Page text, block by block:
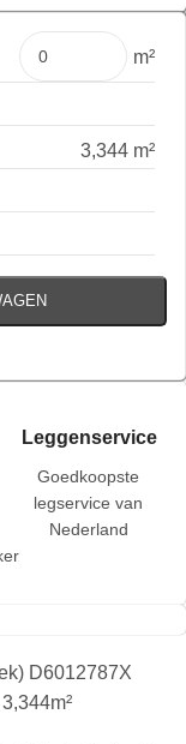
per pak
m²
3,344 m²
Leggenservice
Goedkoopste
legservice van
Nederland
D6012787X